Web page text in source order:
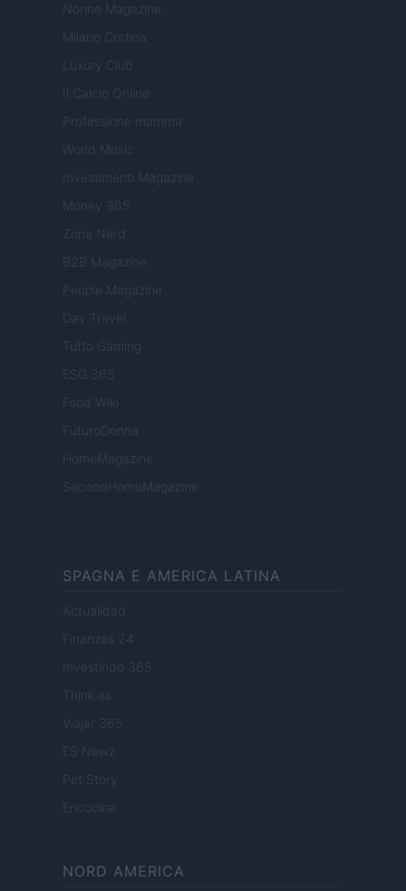
Nonne Magazine
Milano Cortina
Luxury Club
Il Calcio Online
Professione mamma
World Music
Investimenti Magazine
Money 365
Zona Nerd
B2B Magazine
People Magazine
Day Travel
Tutto Gaming
ESG 365
Food Wiki
FuturoDonna
HomeMagazine
SecondHomeMagazine
SPAGNA E AMERICA LATINA
Actualidad
Finanzas 24
Investindo 365
Think.es
Viajar 365
ES Newz
Pet Story
Encocina
NORD AMERICA